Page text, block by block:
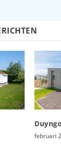
februari